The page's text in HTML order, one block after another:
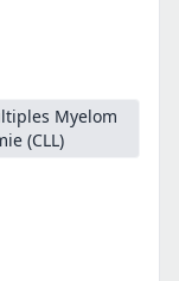
Myelom
(CLL)